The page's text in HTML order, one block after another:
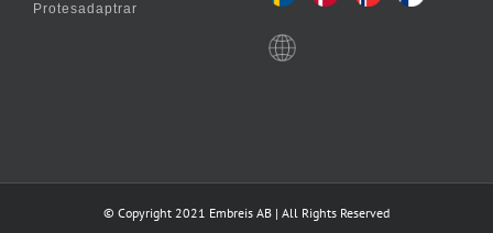
Protesadaptrar
© Copyright 2021 Embreis AB | All Rights Reserved